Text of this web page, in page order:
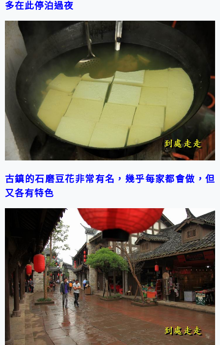
多在此停泊過夜
古鎮的石磨豆花非常有名，幾乎每家都會做，但
又各有特色